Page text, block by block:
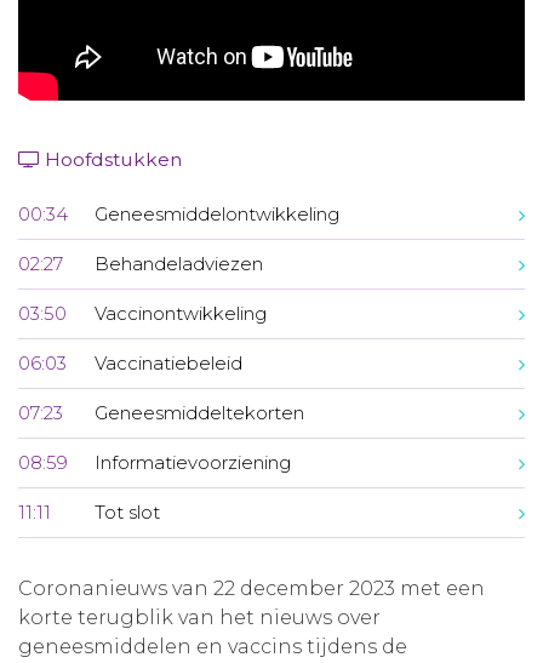
Hoofdstukken
00:34 Geneesmiddelontwikkeling
02:27 Behandeladviezen
03:50 Vaccinontwikkeling
06:03 Vaccinatiebeleid
07:23 Geneesmiddeltekorten
08:59 Informatievoorziening
11:11 Tot slot
Coronanieuws van 22 december 2023 met een
korte terugblik van het nieuws over
geneesmiddelen en vaccins tijdens de